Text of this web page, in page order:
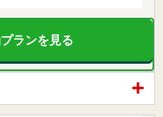
ランを見る